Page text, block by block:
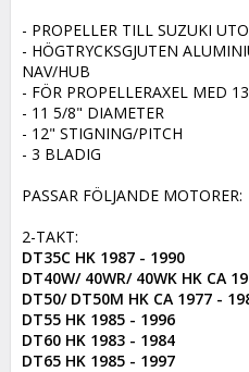
- PROPELLER TILL SUZUKI
- HÖGTRYCKSGJUTEN
NAV/HUB
- FÖR PROPELLERAXEL MED
- 11 5/8" DIAMETER
- 12" STIGNING/PITCH
- 3 BLADIG
PASSAR FÖLJANDE MOTORER:
DT35C HK 1987 - 1990
DT40W/ 40WR/ 40WK HK CA
DT50/ DT50M HK CA 1977 -
DT55 HK 1985 - 1996
DT60 HK 1983 - 1984
DT65 HK 1985 - 1997